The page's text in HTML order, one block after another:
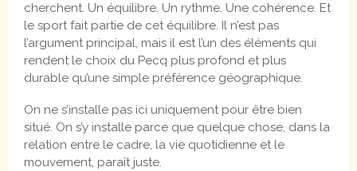
cherchent. Un équilibre. Un rythme. Une cohérence. Et
le sport fait partie de cet équilibre. Il n’est pas
l’argument principal, mais il est l’un des éléments qui
rendent le choix du Pecq plus profond et plus
durable qu’une simple préférence géographique.
On ne s’installe pas ici uniquement pour être bien
situé. On s’y installe parce que quelque chose, dans la
relation entre le cadre, la vie quotidienne et le
mouvement, paraît juste.